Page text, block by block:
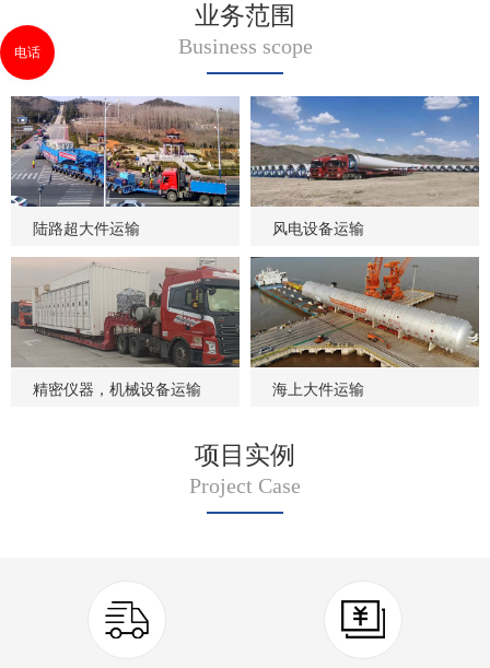
业务范围
Business scope
陆路超大件运输 风电设备运输
精密仪器，机械设备运输 海上大件运输
项目实例
Project Case
电话